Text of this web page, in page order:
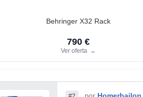
Behringer X32 Rack
790 €
Ver oferta →